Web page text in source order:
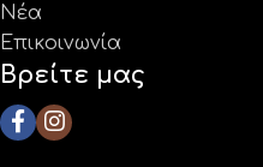
Νέα
Επικοινωνία
Βρείτε μας